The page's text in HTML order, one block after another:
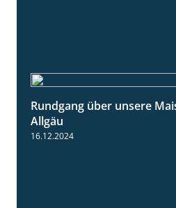
Rundgang über unsere
Allgäu
16.12.2024